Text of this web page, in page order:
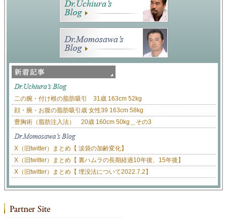
二の腕・付け根の脂肪吸引 31歳 163cm 52kg
顔・腕・お腹の脂肪吸引歳 女性39 163cm 58kg
豊胸術（脂肪注入法） 20歳 160cm 50kg＿その3
X（旧twitter）まとめ【 涙袋の加齢変化】
X（旧twitter）まとめ【 裏ハムラの長期経過10年後、15年後】
X（旧twitter）まとめ【 埋没法について2022.7.2】